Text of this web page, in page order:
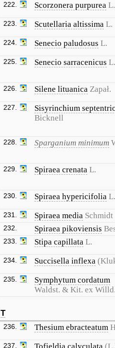
222. Scorzonera purpurea L.
223. Scutellaria altissima L.
224. Senecio paludosus L.
225. Senecio sarracenicus L.
226. Silene lituanica Zapał.
227.
Sisyrinchium
Bicknell
228. Sparganium minimum
229. Spiraea crenata L.
230. Spiraea hypericifolia L.
231. Spiraea media Schmidt
232. Spiraea pikoviensis
233. Stipa capillata L.
234. Succisella inflexa
235.
Symphytum cordatum
Waldst. & Kit. ex
T
236. Thesium ebracteatum
237.